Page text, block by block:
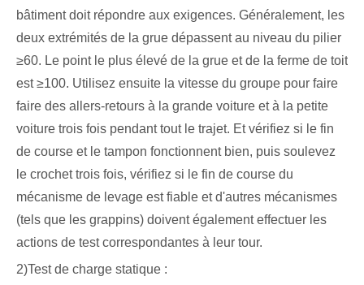
bâtiment doit répondre aux exigences. Généralement, les
deux extrémités de la grue dépassent au niveau du pilier
≥60. Le point le plus élevé de la grue et de la ferme de toit
est ≥100. Utilisez ensuite la vitesse du groupe pour faire
faire des allers-retours à la grande voiture et à la petite
voiture trois fois pendant tout le trajet. Et vérifiez si le fin
de course et le tampon fonctionnent bien, puis soulevez
le crochet trois fois, vérifiez si le fin de course du
mécanisme de levage est fiable et d'autres mécanismes
(tels que les grappins) doivent également effectuer les
actions de test correspondantes à leur tour.
2)Test de charge statique :